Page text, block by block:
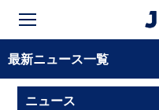
最新ニュース一覧
ニュース